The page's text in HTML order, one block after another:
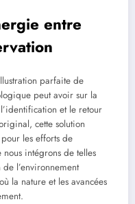
entre
parfaite de
peut avoir sur la
et le retour
cette solution
les efforts de
intégrons de telles
l’environnement
la nature et les avancées